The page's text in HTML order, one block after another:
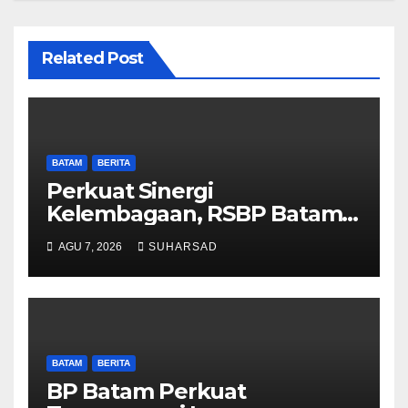
Related Post
BATAM BERITA
Perkuat Sinergi
Kelembagaan, RSBP Batam
dan BPOM Pastikan
Pelayanan dan Ketersediaan
Obat Aman
AGU 7, 2026 SUHARSAD
BATAM BERITA
BP Batam Perkuat